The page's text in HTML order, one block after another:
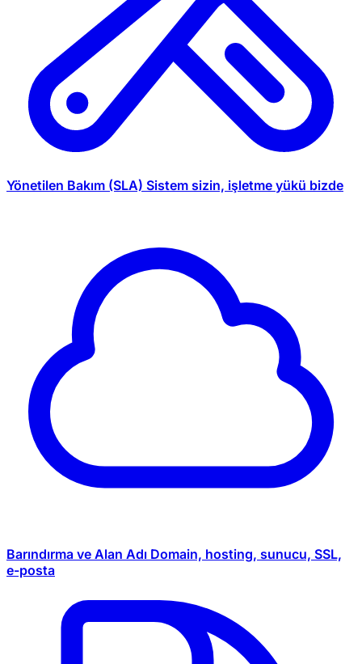
Yönetilen Bakım (SLA) Sistem sizin, işletme yükü bizde
Barındırma ve Alan Adı Domain, hosting, sunucu, SSL,
e-posta